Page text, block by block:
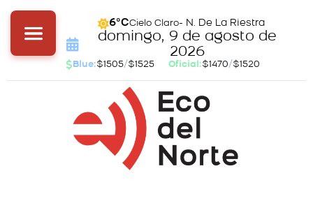
6°CCielo Claro- N. De La Riestra
domingo, 9 de agosto de
2026
Blue:$1505/$1525 Oficial:$1470/$1520